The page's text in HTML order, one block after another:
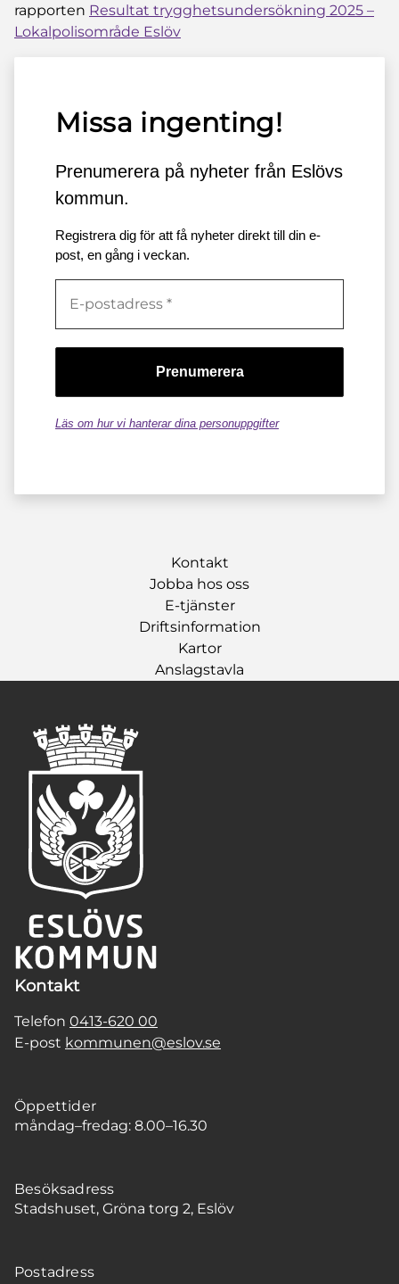
rapporten Resultat trygghetsundersökning 2025 –
Lokalpolisområde Eslöv
Missa ingenting!
Prenumerera på nyheter från Eslövs
kommun.
Registrera dig för att få nyheter direkt till din e-
post, en gång i veckan.
Läs om hur vi hanterar dina personuppgifter
Kontakt
Jobba hos oss
E-tjänster
Driftsinformation
Kartor
Anslagstavla
Kontakt
Telefon 0413-620 00
E-post kommunen@eslov.se
Öppettider
måndag–fredag: 8.00–16.30
Besöksadress
Stadshuset, Gröna torg 2, Eslöv
Postadress